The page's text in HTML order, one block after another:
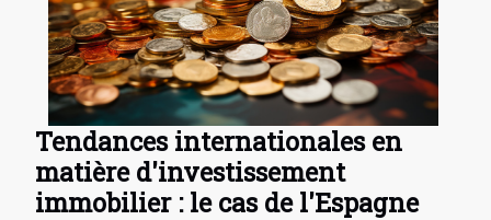
Tendances internationales en
matière d'investissement
immobilier : le cas de l'Espagne